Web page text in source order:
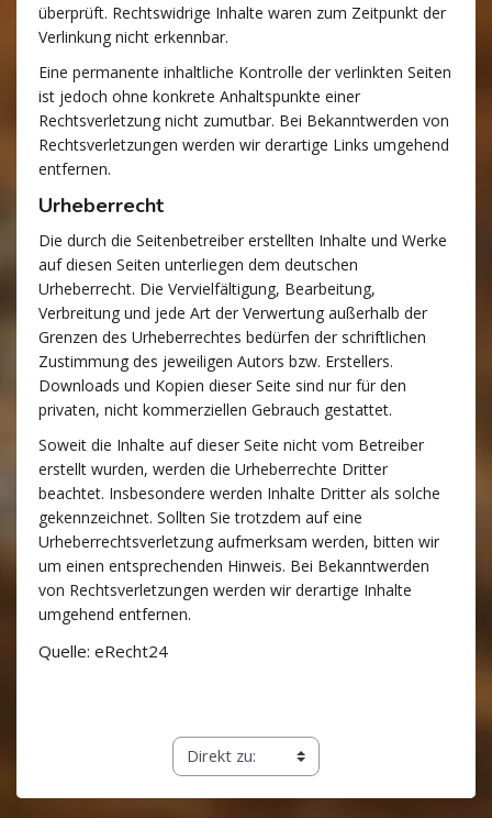
überprüft. Rechtswidrige Inhalte waren zum Zeitpunkt der
Verlinkung nicht erkennbar.
Eine permanente inhaltliche Kontrolle der verlinkten Seiten
ist jedoch ohne konkrete Anhaltspunkte einer
Rechtsverletzung nicht zumutbar. Bei Bekanntwerden von
Rechtsverletzungen werden wir derartige Links umgehend
entfernen.
Urheberrecht
Die durch die Seitenbetreiber erstellten Inhalte und Werke
auf diesen Seiten unterliegen dem deutschen
Urheberrecht. Die Vervielfältigung, Bearbeitung,
Verbreitung und jede Art der Verwertung außerhalb der
Grenzen des Urheberrechtes bedürfen der schriftlichen
Zustimmung des jeweiligen Autors bzw. Erstellers.
Downloads und Kopien dieser Seite sind nur für den
privaten, nicht kommerziellen Gebrauch gestattet.
Soweit die Inhalte auf dieser Seite nicht vom Betreiber
erstellt wurden, werden die Urheberrechte Dritter
beachtet. Insbesondere werden Inhalte Dritter als solche
gekennzeichnet. Sollten Sie trotzdem auf eine
Urheberrechtsverletzung aufmerksam werden, bitten wir
um einen entsprechenden Hinweis. Bei Bekanntwerden
von Rechtsverletzungen werden wir derartige Inhalte
umgehend entfernen.
Quelle: eRecht24